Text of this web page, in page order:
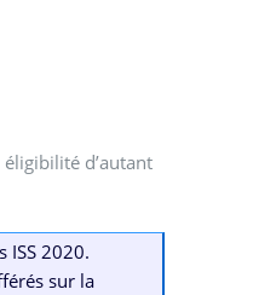
d’autant
ISS 2020.
sur la